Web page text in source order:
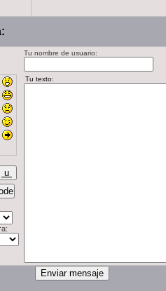
Tu nombre de usuario: